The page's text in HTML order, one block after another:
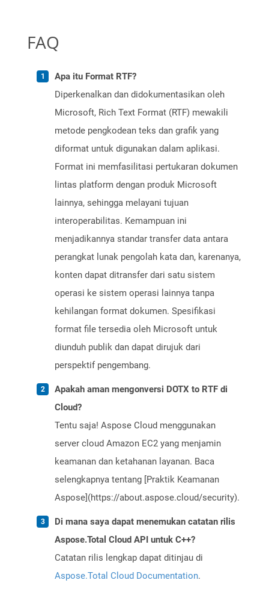
FAQ
Apa itu Format RTF?
Diperkenalkan dan didokumentasikan oleh
Microsoft, Rich Text Format (RTF) mewakili
metode pengkodean teks dan grafik yang
diformat untuk digunakan dalam aplikasi.
Format ini memfasilitasi pertukaran dokumen
lintas platform dengan produk Microsoft
lainnya, sehingga melayani tujuan
interoperabilitas. Kemampuan ini
menjadikannya standar transfer data antara
perangkat lunak pengolah kata dan, karenanya,
konten dapat ditransfer dari satu sistem
operasi ke sistem operasi lainnya tanpa
kehilangan format dokumen. Spesifikasi
format file tersedia oleh Microsoft untuk
diunduh publik dan dapat dirujuk dari
perspektif pengembang.
Apakah aman mengonversi DOTX to RTF di
Cloud?
Tentu saja! Aspose Cloud menggunakan
server cloud Amazon EC2 yang menjamin
keamanan dan ketahanan layanan. Baca
selengkapnya tentang [Praktik Keamanan
Aspose](https://about.aspose.cloud/security).
Di mana saya dapat menemukan catatan rilis
Aspose.Total Cloud API untuk C++?
Catatan rilis lengkap dapat ditinjau di
Aspose.Total Cloud Documentation.